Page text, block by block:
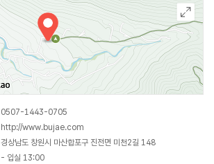
0507-1443-0705
http://www.bujae.com
경상남도 창원시 마산합포구 진전면 미천2길 148
- 입실 13:00